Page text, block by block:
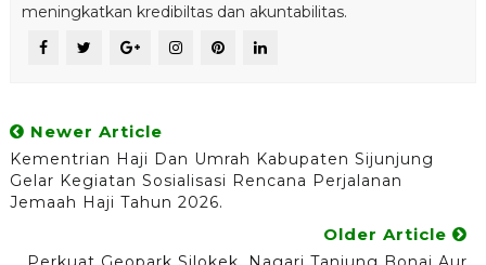
meningkatkan kredibiltas dan akuntabilitas.
Newer Article
Kementrian Haji Dan Umrah Kabupaten Sijunjung
Gelar Kegiatan Sosialisasi Rencana Perjalanan
Jemaah Haji Tahun 2026.
Older Article